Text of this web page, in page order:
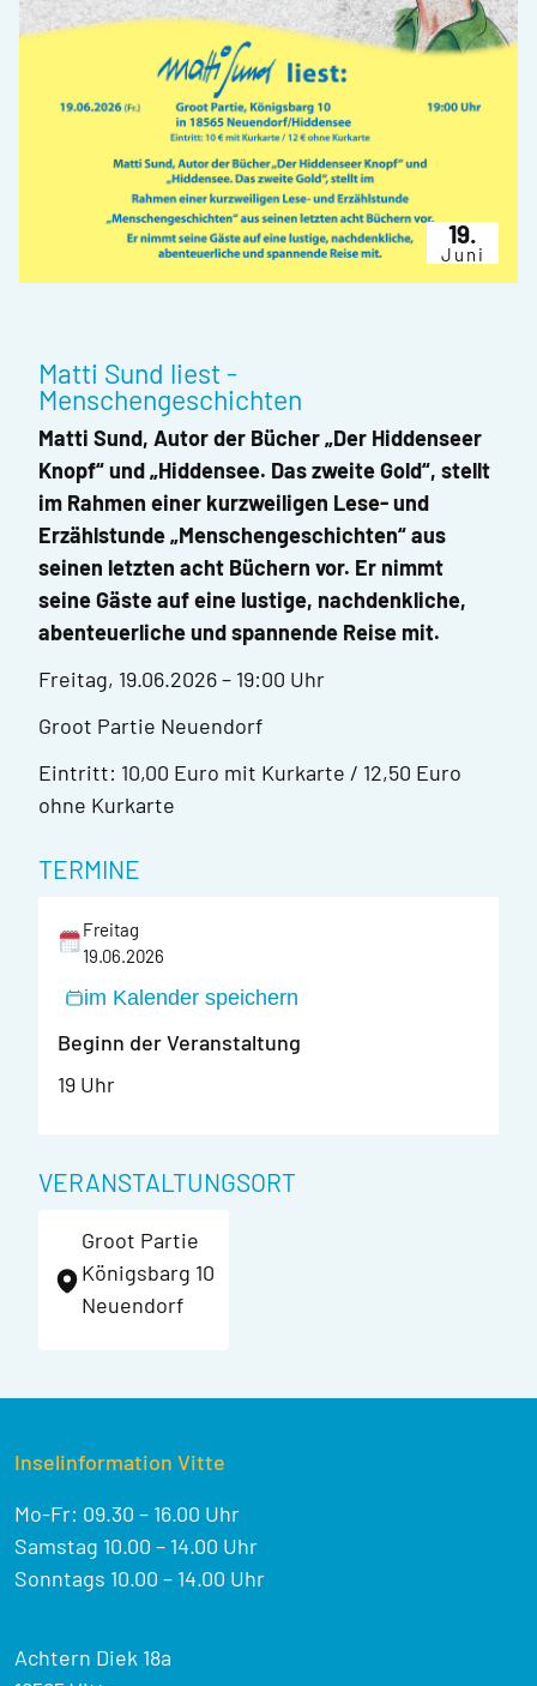
19.
Juni
Matti Sund liest -
Menschengeschichten
Matti Sund, Autor der Bücher „Der Hiddenseer
Knopf“ und „Hiddensee. Das zweite Gold“, stellt
im Rahmen einer kurzweiligen Lese- und
Erzählstunde „Menschengeschichten“ aus
seinen letzten acht Büchern vor. Er nimmt
seine Gäste auf eine lustige, nachdenkliche,
abenteuerliche und spannende Reise mit.
Freitag, 19.06.2026 – 19:00 Uhr
Groot Partie Neuendorf
Eintritt: 10,00 Euro mit Kurkarte / 12,50 Euro
ohne Kurkarte
TERMINE
Freitag
19.06.2026
im Kalender speichern
Beginn der Veranstaltung
19 Uhr
VERANSTALTUNGSORT
Groot Partie
Königsbarg 10
Neuendorf
Inselinformation Vitte
Mo-Fr: 09.30 – 16.00 Uhr
Samstag 10.00 – 14.00 Uhr
Sonntags 10.00 – 14.00 Uhr
Achtern Diek 18a